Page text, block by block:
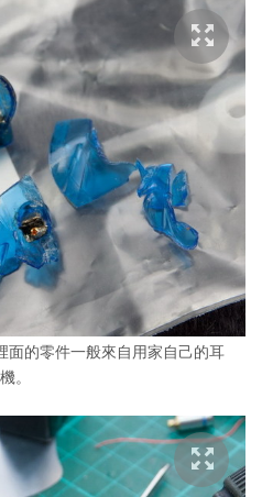
面的零件一般來自用家自己的耳
機。